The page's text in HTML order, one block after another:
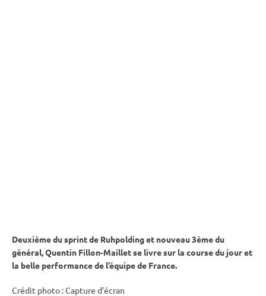
Deuxième dusprintde Ruhpoldinget nouveau 3ème du
général, Quentin Fillon-Maillet se livre sur la course du jour et
la belle performance de l’équipe de France.
Crédit photo : Capture d’écran